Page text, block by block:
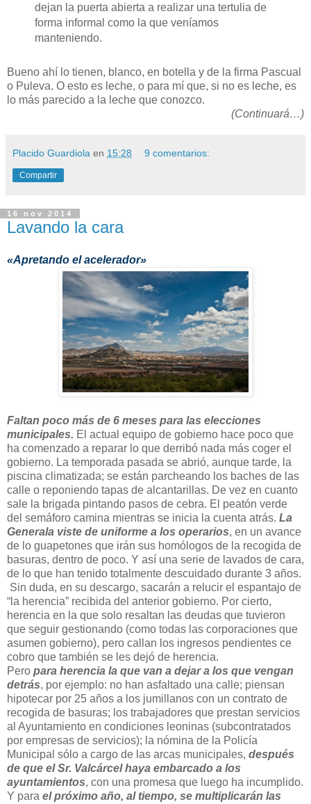
dejan la puerta abierta a realizar una tertulia de
forma informal como la que veníamos
manteniendo.
Bueno ahí lo tienen, blanco, en botella y de la firma Pascual
o Puleva. O esto es leche, o para mí que, si no es leche, es
lo más parecido a la leche que conozco.
(Continuará…)
Placido Guardiola en 15:28 9 comentarios:
Compartir
16 nov 2014
Lavando la cara
«Apretando el acelerador»
Faltan poco más de 6 meses para las elecciones
municipales. El actual equipo de gobierno hace poco que
ha comenzado a reparar lo que derribó nada más coger el
gobierno. La temporada pasada se abrió, aunque tarde, la
piscina climatizada; se están parcheando los baches de las
calle o reponiendo tapas de alcantarillas. De vez en cuanto
sale la brigada pintando pasos de cebra. El peatón verde
del semáforo camina mientras se inicia la cuenta atrás. La
Generala viste de uniforme a los operarios, en un avance
de lo guapetones que irán sus homólogos de la recogida de
basuras, dentro de poco. Y así una serie de lavados de cara,
de lo que han tenido totalmente descuidado durante 3 años.
Sin duda, en su descargo, sacarán a relucir el espantajo de
“la herencia” recibida del anterior gobierno. Por cierto,
herencia en la que solo resaltan las deudas que tuvieron
que seguir gestionando (como todas las corporaciones que
asumen gobierno), pero callan los ingresos pendientes ce
cobro que también se les dejó de herencia.
Pero para herencia la que van a dejar a los que vengan
detrás, por ejemplo: no han asfaltado una calle; piensan
hipotecar por 25 años a los jumillanos con un contrato de
recogida de basuras; los trabajadores que prestan servicios
al Ayuntamiento en condiciones leoninas (subcontratados
por empresas de servicios); la nómina de la Policía
Municipal sólo a cargo de las arcas municipales, después
de que el Sr. Valcárcel haya embarcado a los
ayuntamientos, con una promesa que luego ha incumplido.
Y para el próximo año, al tiempo, se multiplicarán las